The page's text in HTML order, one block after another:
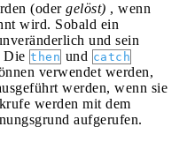
(oder gelöst) , wenn
wird. Sobald ein
und sein
Die then und catch
verwendet werden,
werden, wenn sie
werden mit dem
aufgerufen.